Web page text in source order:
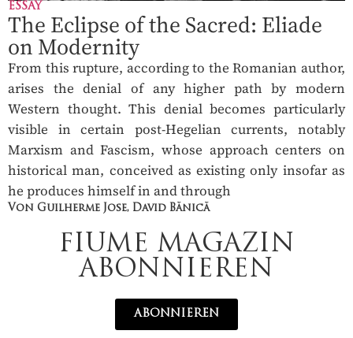
ESSAY
The Eclipse of the Sacred: Eliade
on Modernity
From this rupture, according to the Romanian author,
arises the denial of any higher path by modern
Western thought. This denial becomes particularly
visible in certain post-Hegelian currents, notably
Marxism and Fascism, whose approach centers on
historical man, conceived as existing only insofar as
he produces himself in and through
Von Guilherme Jose, David Bănică
FIUME MAGAZIN
ABONNIEREN
ABONNIEREN